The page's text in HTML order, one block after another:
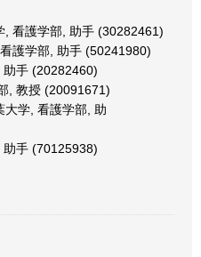
看護学部, 助手 (30282461)
護学部, 助手 (50241980)
手 (20282460)
, 教授 (20091671)
学, 看護学部, 助
手 (70125938)